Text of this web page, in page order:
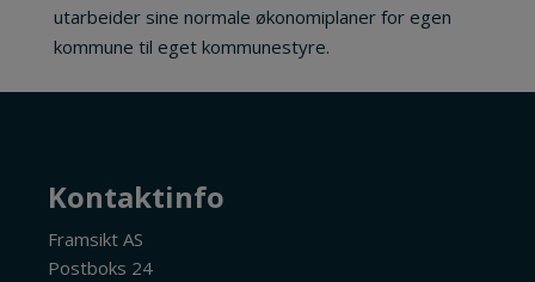
utarbeider sine normale økonomiplaner for egen
kommune til eget kommunestyre.
Kontaktinfo
Framsikt AS
Postboks 24